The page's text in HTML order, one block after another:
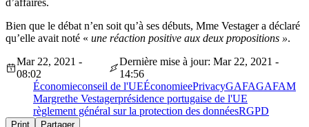
d’affaires.
Bien que le débat n’en soit qu’à ses débuts, Mme Vestager a déclaré
qu’elle avait noté « une réaction positive aux deux propositions ».
Mar 22, 2021 -
08:02
Dernière mise à jour: Mar 22, 2021 -
14:56
Économieconseil de l'UEÉconomieePrivacyGAFAGAFAM
Margrethe Vestagerprésidence portugaise de l'UE
règlement général sur la protection des donnéesRGPD
Print Partager